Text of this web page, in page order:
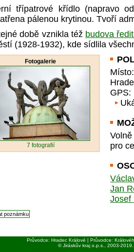
třípatrové křídlo (napravo
pálenou krytinou. Tvoří
době vznikla též budova
(1928-1932), kde sídlila
Fotogalerie
7 fotografií
Místo
GPS:
pro
Jan
Josef
Průvodce: Hradec Králové | Průvodce:
© Jiráskův kraj o.p.s., 2003-2019